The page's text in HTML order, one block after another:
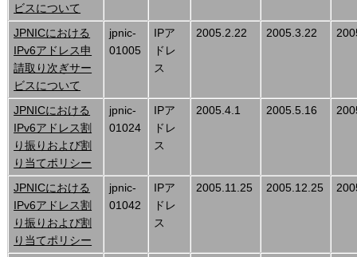
ビスについて
JPNICにおける
IPv6アドレス申
請取り次ぎサー
ビスについて
jpnic-
01005
IPア
ドレ
ス
2005.2.22 2005.3.22
JPNICにおける
IPv6アドレス割
り振りおよび割
り当てポリシー
jpnic-
01024
IPア
ドレ
ス
2005.4.1 2005.5.16
JPNICにおける
IPv6アドレス割
り振りおよび割
り当てポリシー
jpnic-
01042
IPア
ドレ
ス
2005.11.25 2005.12.25